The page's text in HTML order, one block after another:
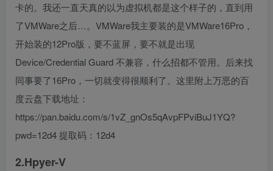
卡的。我还一直天真的以为虚拟机都是这个样子的，直到用
了VMWare之后…。VMWare我主要装的是VMWare16Pro，
开始装的12Pro版，要不蓝屏，要不就是出现
Device/Credential Guard 不兼容，什么招都不管用。后来找
同事要了16Pro，一切就变得很顺利了。这里附上万恶的百
度云盘下载地址：
https://pan.baidu.com/s/1vZ_gnOs5qAvpFPviBuJ1YQ?
pwd=12d4 提取码：12d4
2.Hpyer-V